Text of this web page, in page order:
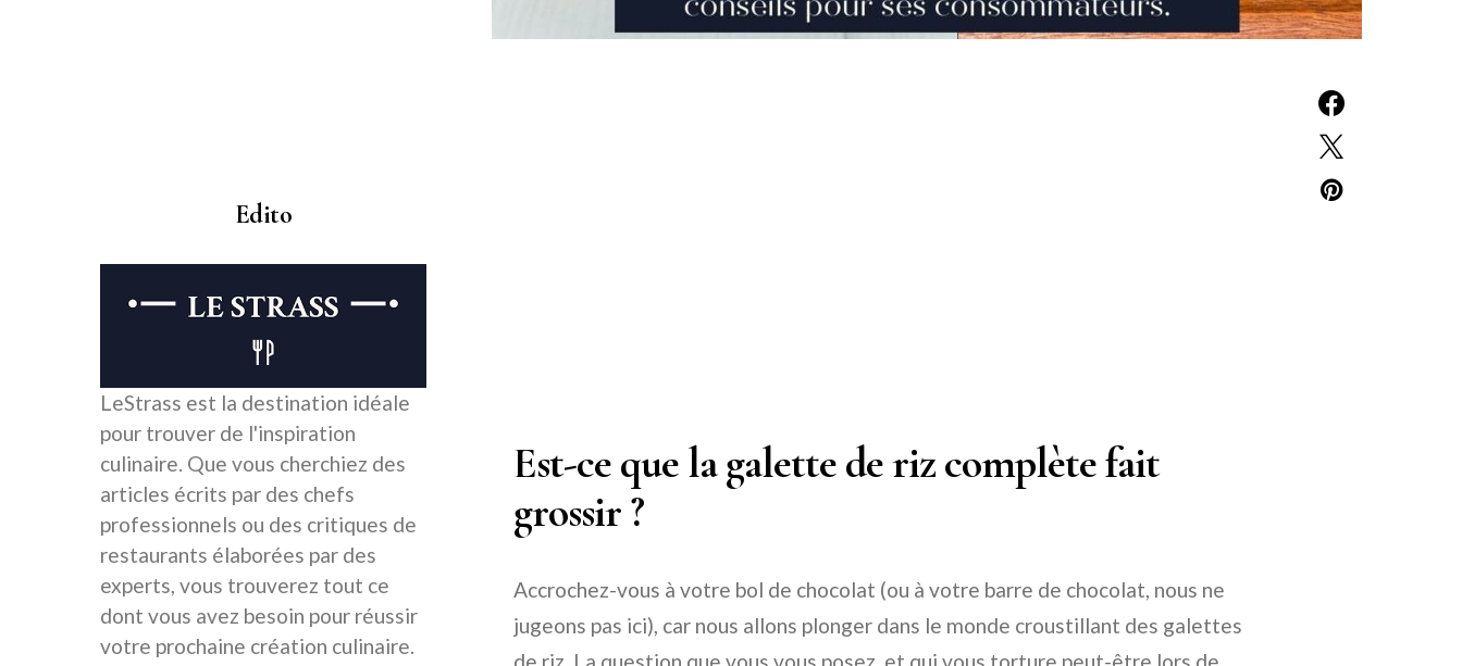
Est-ce que la galette de riz complète fait
grossir ?
Accrochez-vous à votre bol de chocolat (ou à votre barre de chocolat, nous ne
jugeons pas ici), car nous allons plonger dans le monde croustillant des galettes
Edito
LeStrass est la destination idéale
pour trouver de l'inspiration
culinaire. Que vous cherchiez des
articles écrits par des chefs
professionnels ou des critiques de
restaurants élaborées par des
experts, vous trouverez tout ce
dont vous avez besoin pour réussir
votre prochaine création culinaire.